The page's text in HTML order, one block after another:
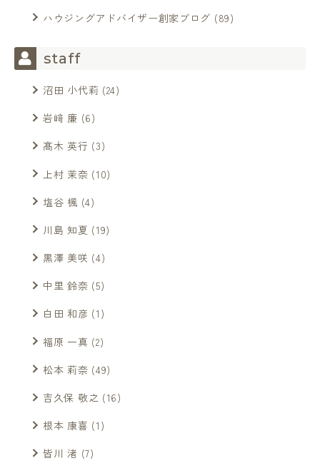
ハウジングアドバイザー創家ブログ (89)
staff
沼田 小代莉 (24)
岩﨑 廉 (6)
髙木 英行 (3)
上村 茉奈 (10)
塩谷 楓 (4)
川島 知夏 (19)
黒澤 美咲 (4)
中里 鈴奈 (5)
白田 和彦 (1)
福原 一真 (2)
松本 莉奈 (49)
吉久保 敬之 (16)
根本 康喜 (1)
皆川 渚 (7)